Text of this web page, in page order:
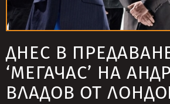
ДНЕС В
‘МЕГАЧАС’ НА
ВЛАДОВ ОТ